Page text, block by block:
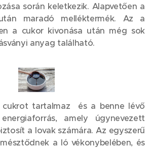
során keletkezik. Alapvetően a
maradó melléktermék. Az a
a cukor kivonása után még sok
anyag található.
cukrot tartalmaz és a benne lévő
amely úgynevezett
a lovak számára. Az egyszerű
a ló vékonybelében, és